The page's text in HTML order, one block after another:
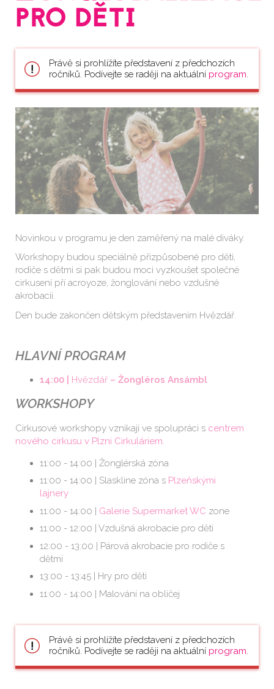
PRO DĚTI
Právě si prohlížíte představení z předchozích
ročníků. Podívejte se raději na aktuální program.
Novinkou v programu je den zaměřený na malé diváky.
Workshopy budou speciálně přizpůsobené pro děti,
rodiče s dětmi si pak budou moci vyzkoušet společné
cirkusení pří acroyoze, žonglování nebo vzdušné
akrobacii.
Den bude zakončen dětským představením Hvězdář.
HLAVNÍ PROGRAM
14:00 | Hvězdář – Žongléros Ansámbl
WORKSHOPY
Cirkusové workshopy vznikají ve spolupráci s centrem
nového cirkusu v Plzni Cirkuláriem
11:00 - 14:00 | Žonglérská zóna
11:00 - 14:00 | Slaskline zóna s Plzeňskými
lajnery
11:00 - 14:00 | Galerie Supermarket WC zone
11:00 - 12:00 | Vzdušná akrobacie pro děti
12:00 - 13:00 | Párová akrobacie pro rodiče s
dětmi
13:00 - 13:45 | Hry pro děti
11:00 - 14:00 | Malování na obličej
Právě si prohlížíte představení z předchozích
ročníků. Podívejte se raději na aktuální program